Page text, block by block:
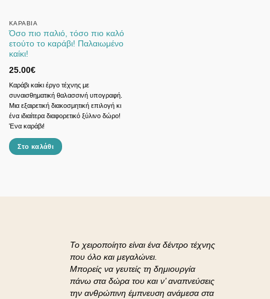
ΚΑΡΆΒΙΑ
Όσο πιο παλιό, τόσο πιο καλό
ετούτο το καράβι! Παλαιωμένο
καίκι!
25.00€
Καράβι καίκι έργο τέχνης με
συναισθηματική θαλασσινή υπογραφή.
Μια εξαιρετική διακοσμητική επιλογή κι
ένα ιδιαίτερα διαφορετικό ξύλινο δώρο!
Ένα καράβι!
Στο καλάθι
Το χειροποίητο είναι ένα δέντρο τέχνης
που όλο και μεγαλώνει.
Μπορείς να γευτείς τη δημιουργία
πάνω στα δώρα του και ν’ αναπνεύσεις
την ανθρώπινη έμπνευση ανάμεσα στα